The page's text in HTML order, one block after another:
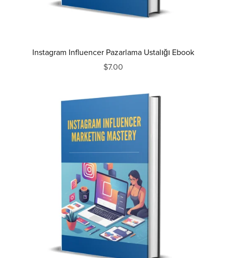
Instagram Influencer Pazarlama Ustalığı Ebook
$7.00